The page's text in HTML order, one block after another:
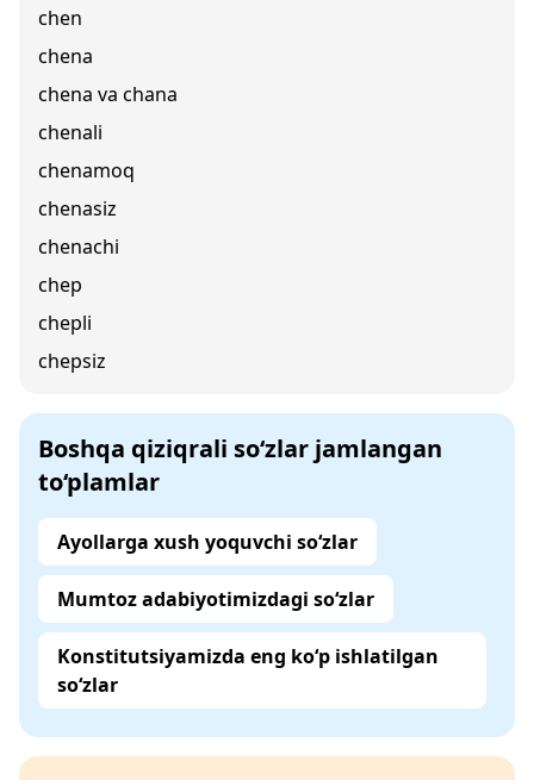
chen
chena
chena va chana
chenali
chenamoq
chenasiz
chenachi
chep
chepli
chepsiz
Boshqa qiziqrali so‘zlar jamlangan
to‘plamlar
Ayollarga xush yoquvchi so‘zlar
Mumtoz adabiyotimizdagi so‘zlar
Konstitutsiyamizda eng ko‘p ishlatilgan
so‘zlar